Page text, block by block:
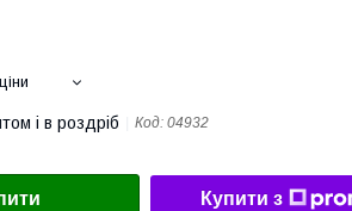
і в роздріб Код: 04932
Купити з